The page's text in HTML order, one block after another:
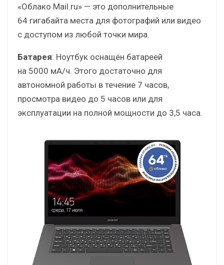
«Облако Mail.ru» — это дополнительные
64 гигабайта места для фотографий или видео
с доступом из любой точки мира.
Батарея: Ноутбук оснащён батареей
на 5000 мА/ч. Этого достаточно для
автономной работы в течение 7 часов,
просмотра видео до 5 часов или для
эксплуатации на полной мощности до 3,5 часа.